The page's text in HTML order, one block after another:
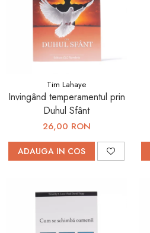
Tim Lahaye
Invingând temperamentul prin
Duhul Sfânt
26,00 RON
ADAUGA IN COS